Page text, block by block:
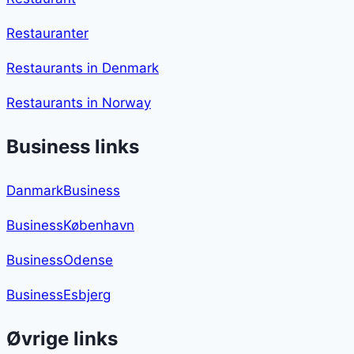
Restauranter
Restaurants in Denmark
Restaurants in Norway
Business links
DanmarkBusiness
BusinessKøbenhavn
BusinessOdense
BusinessEsbjerg
Øvrige links